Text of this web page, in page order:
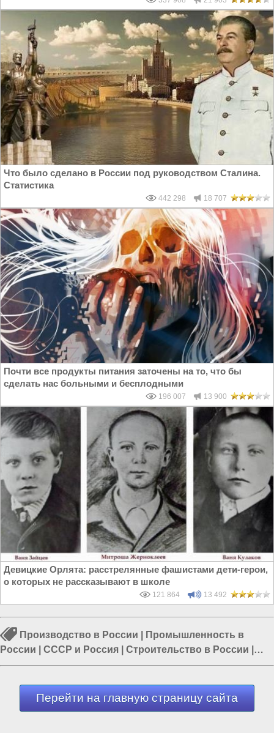
Что было сделано в России под руководством Сталина.
Статистика
442 298 18 707
Почти все продукты питания заточены на то, что бы
сделать нас больными и бесплодными
196 007 13 900
Девицкие Орлята: расстрелянные фашистами дети-герои,
о которых не рассказывают в школе
121 864 13 492
Производство в России
Промышленность в
России
СССР и Россия Строительство в России
Строительство заводов|СССР|Уборочный комбайн
Перейти на главную страницу сайта